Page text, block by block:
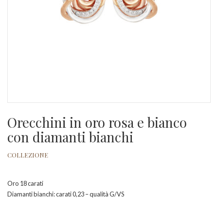
Orecchini in oro rosa e bianco
con diamanti bianchi
COLLEZIONE
Oro 18 carati
Diamanti bianchi: carati 0,23 – qualità G/VS